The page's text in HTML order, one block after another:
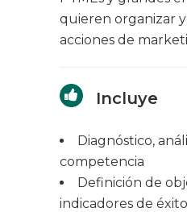
quieren organizar
acciones de
Incluye
Diagnóstico,
competencia
Definición de
indicadores de éxito